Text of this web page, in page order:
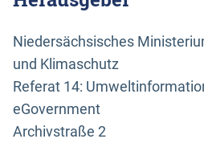
Niedersächsisches
und Klimaschutz
Referat 14:
eGovernment
Archivstraße 2